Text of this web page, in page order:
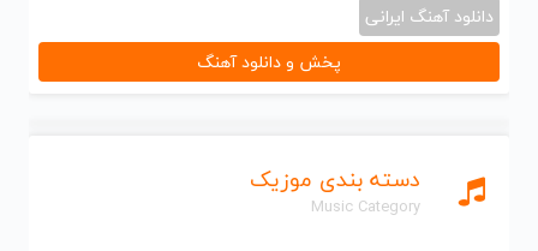
دسته بندی موزیک
Music Category
دانلود آهنگ ایرانی
پخش و دانلود آهنگ